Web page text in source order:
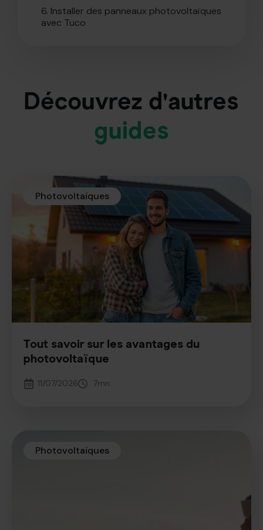
6. Installer des panneaux photovoltaïques
avec Tuco
Découvrez d'autres
guides
Photovoltaïques
Tout savoir sur les avantages du
photovoltaïque
11/07/2026 7mn
Photovoltaïques